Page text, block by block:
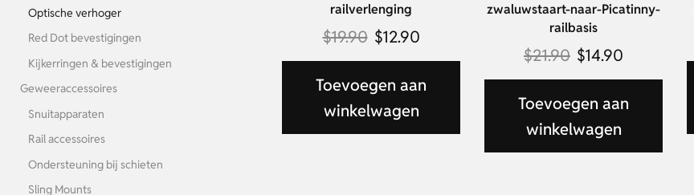
railverlenging
$19.90 $12.90
Toevoegen aan
winkelwagen
zwaluwstaart-naar-Picatinny-
railbasis
$21.90 $14.90
Toevoegen aan
winkelwagen
Optische verhoger
Red Dot bevestigingen
Kijkerringen & bevestigingen
Geweeraccessoires
Snuitapparaten
Rail accessoires
Ondersteuning bij schieten
Sling Mounts